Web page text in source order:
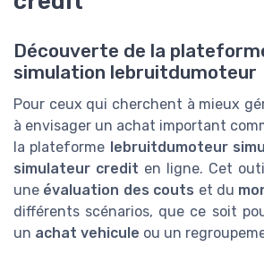
Découverte de la
simulation lebruitdumoteur
Pour ceux qui cherchent à mieux
à envisager un achat important
la plateforme lebruitdumoteur
simulateur credit en ligne. Cet
une évaluation des couts et du
différents scénarios, que ce soit
un achat vehicule ou un